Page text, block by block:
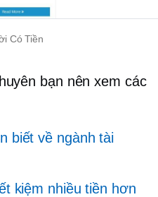
Có Tiền
bạn nên xem các
biết về ngành tài
kiệm nhiều tiền hơn